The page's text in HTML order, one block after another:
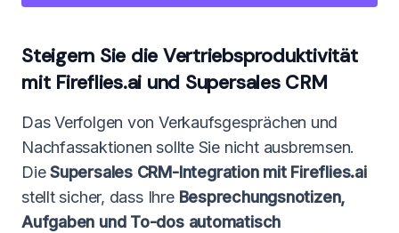
Steigern Sie die Vertriebsproduktivität
mit Fireflies.ai und Supersales CRM
Das Verfolgen von Verkaufsgesprächen und
Nachfassaktionen sollte Sie nicht ausbremsen.
DieSupersales CRM-Integration mit Fireflies.ai
stellt sicher, dass Ihre Besprechungsnotizen,
Aufgaben und To-dos automatisch